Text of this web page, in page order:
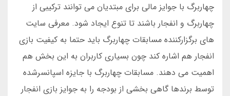
چهاربرگ با جوایز مالی برای مبتدیان می توانند ترکیبی از
چهاربرگ و انفجار باشند تا تنوع ایجاد شود. معرفی سایت
های برگزارکننده مسابقات چهاربرگ باید حتما به کیفیت بازی
انفجار هم اشاره کند چون بسیاری کاربران به این بخش هم
اهمیت می دهند. مسابقات چهاربرگ با جایزه اسپانسرشده
توسط برندها گاهی بخشی از بودجه را به جوایز بازی انفجار